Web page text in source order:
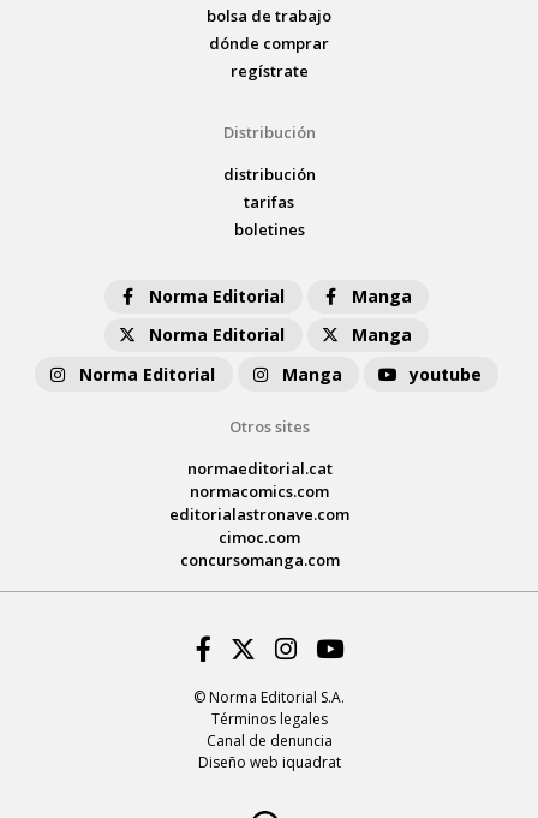
bolsa de trabajo
dónde comprar
regístrate
Distribución
distribución
tarifas
boletines
Norma Editorial
Manga
Norma Editorial
Manga
Norma Editorial
Manga youtube
Otros sites
normaeditorial.cat
normacomics.com
editorialastronave.com
cimoc.com
concursomanga.com
© Norma Editorial S.A.
Términos legales
Canal de denuncia
Diseño web iquadrat
Facebook
Twitter
Instagram
Youtube